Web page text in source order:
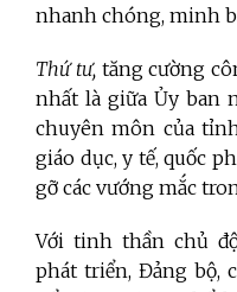
nhanh chóng, minh
Thứ tư,tăng cường
nhất là giữa Ủy ban
chuyên môn của
giáo dục, y tế, quốc
gỡ các vướng mắc
Với tinh thần chủ
phát triển, Đảng bộ,